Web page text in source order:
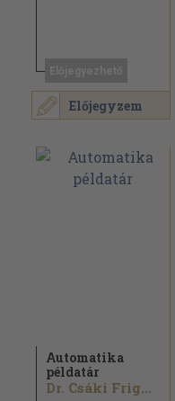
Előjegyzem
Automatika
példatár
Dr. Csáki Frigyes...